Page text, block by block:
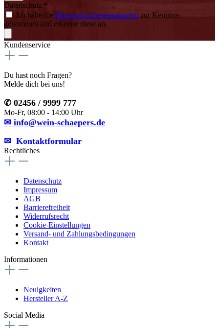
Datenschutz *
Ich habe die Datenschutzbestimmungen zur Kenntnis
genommen und erkenne diese an.
Kundenservice
Du hast noch Fragen?
Melde dich bei uns!
✆ 02456 / 9999 777
Mo-Fr, 08:00 - 14:00 Uhr
✉ info@wein-schaepers.de
✉︎ Kontaktformular
Rechtliches
Datenschutz
Impressum
AGB
Barrierefreiheit
Widerrufsrecht
Cookie-Einstellungen
Versand- und Zahlungsbedingungen
Kontakt
Informationen
Neuigkeiten
Hersteller A-Z
Social Media